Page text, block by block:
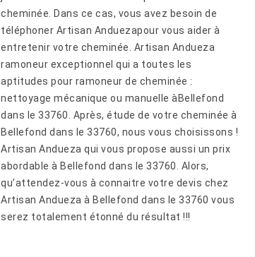
cheminée. Dans ce cas, vous avez besoin de
téléphoner Artisan Anduezapour vous aider à
entretenir votre cheminée. Artisan Andueza
ramoneur exceptionnel qui a toutes les
aptitudes pour ramoneur de cheminée :
nettoyage mécanique ou manuelle àBellefond
dans le 33760. Après, étude de votre cheminée à
Bellefond dans le 33760, nous vous choisissons !
Artisan Andueza qui vous propose aussi un prix
abordable à Bellefond dans le 33760. Alors,
qu’attendez-vous à connaitre votre devis chez
Artisan Andueza à Bellefond dans le 33760 vous
serez totalement étonné du résultat !!!